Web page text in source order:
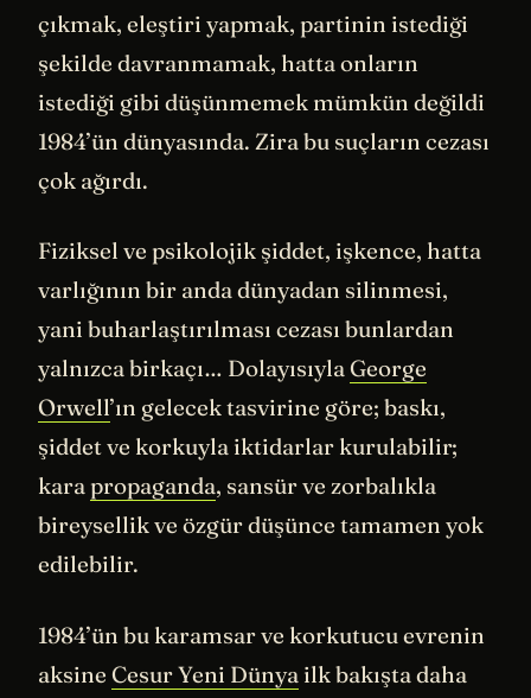
çıkmak, eleştiri yapmak, partinin istediği
şekilde davranmamak, hatta onların
istediği gibi düşünmemek mümkün değildi
1984’ün dünyasında. Zira bu suçların cezası
çok ağırdı.
Fiziksel ve psikolojik şiddet, işkence, hatta
varlığının bir anda dünyadan silinmesi,
yani buharlaştırılması cezası bunlardan
yalnızca birkaçı… DolayısıylaGeorge
Orwell’ın gelecek tasvirine göre; baskı,
şiddet ve korkuyla iktidarlar kurulabilir;
karapropaganda, sansür ve zorbalıkla
bireysellik ve özgür düşünce tamamen yok
edilebilir.
1984’ün bu karamsar ve korkutucu evrenin
aksine Cesur Yeni Dünya ilk bakışta daha